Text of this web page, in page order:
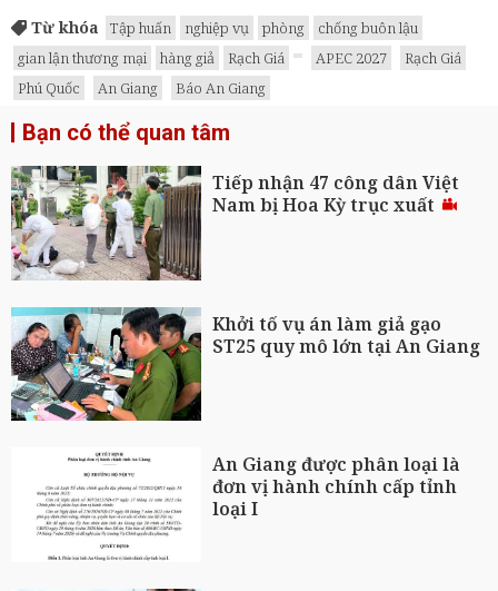
Từ khóa Tập huấn nghiệp vụ phòng
chống buôn lậu
gian lận thương mại
hàng giả Rạch Giá APEC 2027
Rạch Giá
Phú Quốc
An Giang Báo An Giang
Bạn có thể quan tâm
Tiếp nhận 47 công dân Việt
Nam bị Hoa Kỳ trục xuất
Khởi tố vụ án làm giả gạo
ST25 quy mô lớn tại An Giang
An Giang được phân loại là
đơn vị hành chính cấp tỉnh
loại I